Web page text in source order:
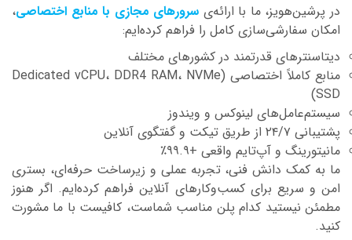
پرشین‌هویز، ما با ارائه‌یسرورهای مجازی با منابع اختصاصی،
سفارشی‌سازی کامل را فراهم کرده‌ایم:
قدرتمند در کشورهای مختلف
منابع کاملاً اختصاصی (Dedicated vCPU، DDR4 RAM، NVMe
لینوکس و ویندوز
۲۴/۷ از طریق تیکت و گفتگوی آنلاین
و آپ‌تایم واقعی +۹۹.۹٪
به کمک دانش فنی، تجربه عملی و زیرساخت حرفه‌ای، بستری
و سریع برای کسب‌وکارهای آنلاین فراهم کرده‌ایم. اگر هنوز
نیستید کدام پلن مناسب شماست، کافیست با ما مشورت